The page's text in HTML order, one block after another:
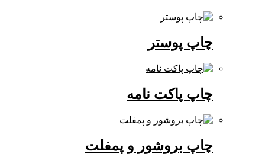
چاپ پوستر
چاپ پاکت نامه
چاپ بروشور و پمفلت